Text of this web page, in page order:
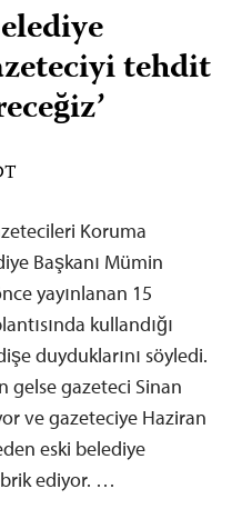
tehdit
Koruma
Başkanı Mümin
yayınlanan 15
kullandığı
duyduklarını söyledi.
gelse gazeteci Sinan
ve gazeteciye Haziran
eski belediye
ediyor. …